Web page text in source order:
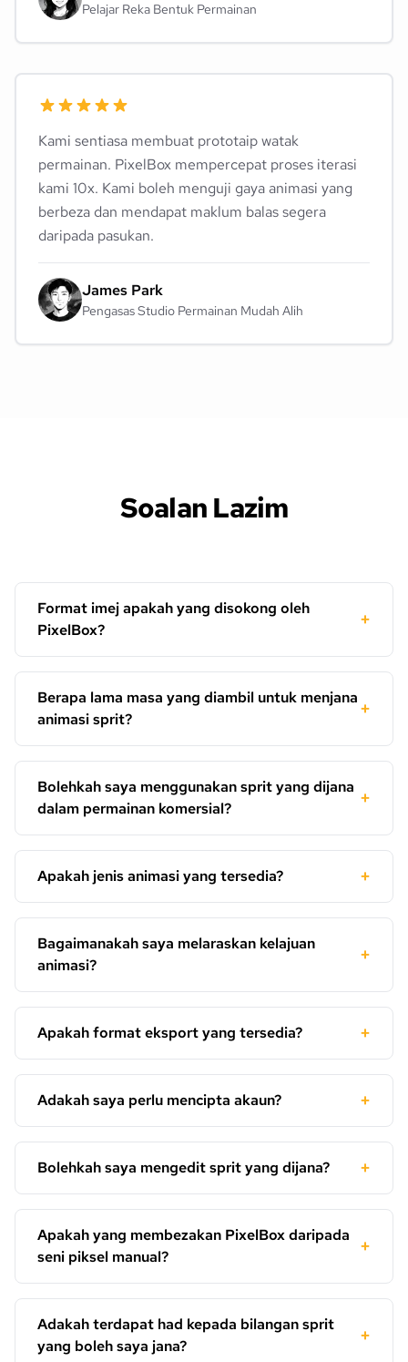
Pelajar Reka Bentuk Permainan
Kami sentiasa membuat prototaip watak
permainan. PixelBox mempercepat proses iterasi
kami 10x. Kami boleh menguji gaya animasi yang
berbeza dan mendapat maklum balas segera
daripada pasukan.
James Park
Pengasas Studio Permainan Mudah Alih
Soalan Lazim
Format imej apakah yang disokong oleh
PixelBox?
+
Berapa lama masa yang diambil untuk menjana
animasi sprit?
+
Bolehkah saya menggunakan sprit yang dijana
dalam permainan komersial?
+
Apakah jenis animasi yang tersedia? +
Bagaimanakah saya melaraskan kelajuan
animasi?
+
Apakah format eksport yang tersedia? +
Adakah saya perlu mencipta akaun? +
Bolehkah saya mengedit sprit yang dijana? +
Apakah yang membezakan PixelBox daripada
seni piksel manual?
+
Adakah terdapat had kepada bilangan sprit
yang boleh saya jana?
+